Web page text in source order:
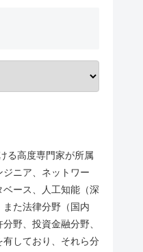
る高度専門家が所属
ジニア、ネットワー
ース、人工知能（深
た法律分野（国内
野、投資金融分野、
有しており、それら分